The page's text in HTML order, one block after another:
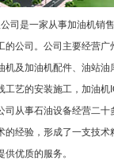
司是一家从事加油机销
的公司。公司主要经营广
机及加油机配件、油站油
工艺的安装施工，加油机
从事石油设备经营二十
的经验，形成了一支技术
优质的服务。